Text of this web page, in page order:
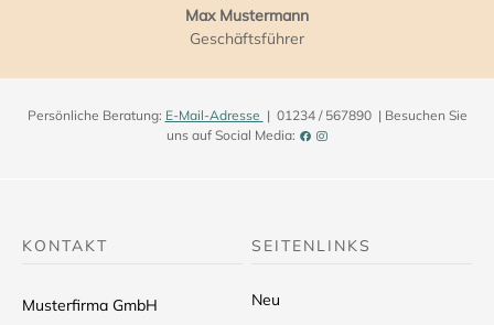
Max Mustermann
Geschäftsführer
Persönliche Beratung: E-Mail-Adresse | 01234 / 567890 | Besuchen Sie
uns auf Social Media:
KONTAKT
Musterfirma GmbH
SEITENLINKS
Neu